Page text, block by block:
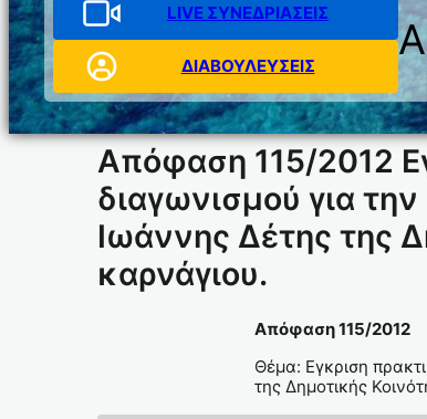
LIVE ΣΥΝΕΔΡΙΑΣΕΙΣ
ΔΙΑΒΟΥΛΕΥΣΕΙΣ
Απόφαση 115/2012
διαγωνισμού για
Ιωάννης Δέτης της
καρνάγιου.
Απόφαση 115/2012
Θέμα: Εγκριση
της Δημοτικής